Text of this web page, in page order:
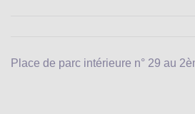
Place de parc intérieure n° 29 au